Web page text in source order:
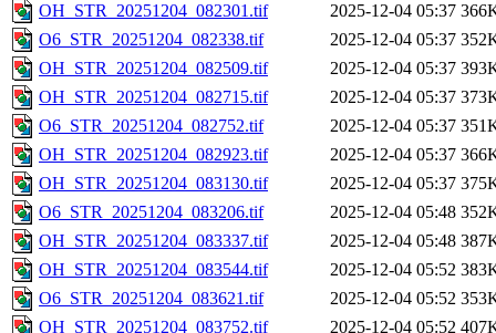
OH_STR_20251204_082301.tif
2025-12-04 05:37
O6_STR_20251204_082338.tif
2025-12-04 05:37
OH_STR_20251204_082509.tif
2025-12-04 05:37
OH_STR_20251204_082715.tif
2025-12-04 05:37
O6_STR_20251204_082752.tif
2025-12-04 05:37
OH_STR_20251204_082923.tif
2025-12-04 05:37
OH_STR_20251204_083130.tif
2025-12-04 05:37
O6_STR_20251204_083206.tif
2025-12-04 05:48
OH_STR_20251204_083337.tif
2025-12-04 05:48
OH_STR_20251204_083544.tif
2025-12-04 05:52
O6_STR_20251204_083621.tif
2025-12-04 05:52
OH_STR_20251204_083752.tif
2025-12-04 05:52